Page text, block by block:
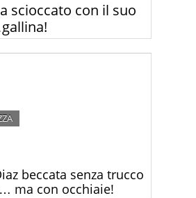
scioccato con il suo
spesso colpisce con il suo
Ma questa volta ha
beccata senza trucco
ma con occhiaie!